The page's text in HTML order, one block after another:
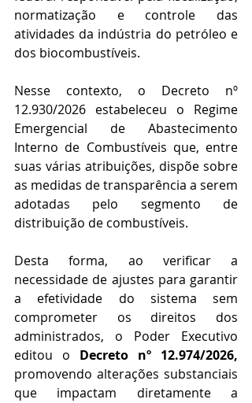
normatização e controle das
atividades da indústria do petróleo e
dos biocombustíveis.
Nesse contexto, o Decreto nº
12.930/2026 estabeleceu o Regime
Emergencial de Abastecimento
Interno de Combustíveis que, entre
suas várias atribuições, dispõe sobre
as medidas de transparência a serem
adotadas pelo segmento de
distribuição de combustíveis.
Desta forma, ao verificar a
necessidade de ajustes para garantir
a efetividade do sistema sem
comprometer os direitos dos
administrados, o Poder Executivo
editou o Decreto nº 12.974/2026,
promovendo alterações substanciais
que impactam diretamente a